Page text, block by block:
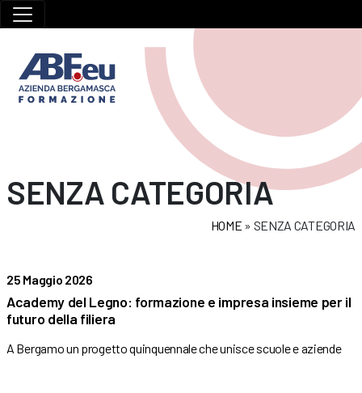
SENZA CATEGORIA
HOME » SENZA CATEGORIA
25 Maggio 2026
Academy del Legno: formazione e impresa insieme per il
futuro della filiera
A Bergamo un progetto quinquennale che unisce scuole e aziende